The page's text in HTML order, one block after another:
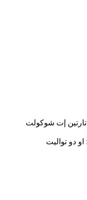
إت شوكولت
او دو تواليت